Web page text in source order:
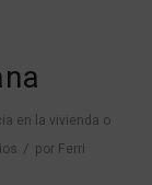
en la vivienda o
/ por Ferri